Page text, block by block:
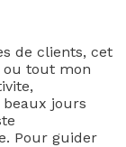
de clients, cet
ou tout mon
jours
Pour guider